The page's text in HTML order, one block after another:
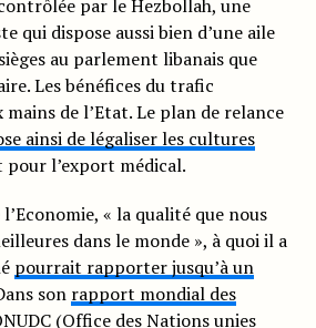
par le Hezbollah, une
qui dispose aussi bien d’une aile
au parlement libanais que
Les bénéfices du trafic
de l’Etat. Le plan de relance
ainsi de légaliser les cultures
l’export médical.
« la qualité que nous
dans le monde », à quoi il a
pourrait rapporter jusqu’à un
son rapport mondial des
(Office des Nations unies